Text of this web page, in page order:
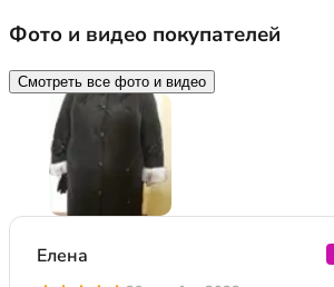
Фото и видео покупателей
Смотреть все фото и видео
Елена